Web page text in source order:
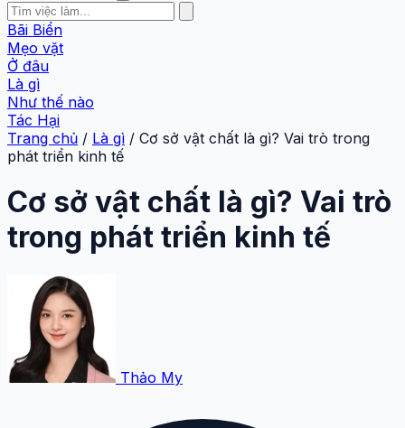
Bãi Biển
Mẹo vặt
Ở đâu
Là gì
Như thế nào
Tác Hại
Trang chủ / Là gì / Cơ sở vật chất là gì? Vai trò trong
phát triển kinh tế
Cơ sở vật chất là gì? Vai trò
trong phát triển kinh tế
Thảo My